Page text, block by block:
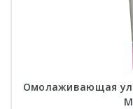
Омолаживающая